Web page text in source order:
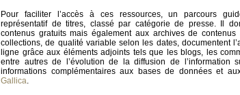
Pour faciliter l’accès à ces ressources, un parcours
représentatif de titres, classé par catégorie de presse. Il
contenus gratuits mais également aux archives de
collections, de qualité variable selon les dates, documentent
ligne grâce aux éléments adjoints tels que les blogs, les
entre autres de l’évolution de la diffusion de l’information
informations complémentaires aux bases de données et
Gallica.